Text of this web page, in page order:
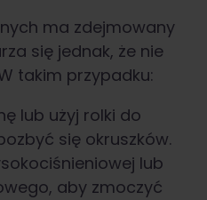
ma zdejmowany
się jednak, że nie
takim przypadku:
lub użyj rolki do
się okruszków.
lub
aby zmoczyć